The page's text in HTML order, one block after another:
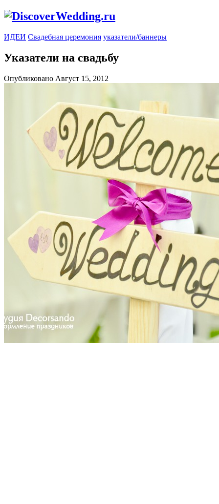
ИДЕИ Свадебная церемония указатели/баннеры
Указатели на свадьбу
Опубликовано Август 15, 2012